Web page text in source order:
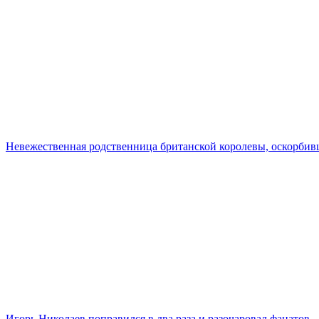
Невежественная родственница британской королевы,